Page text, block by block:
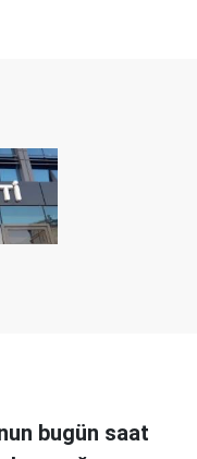
bugün saat